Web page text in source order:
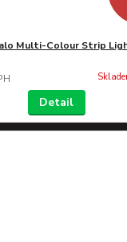
Multi-Colour Strip
Detail